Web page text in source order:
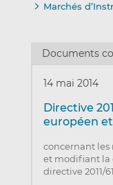
Marchés
Documents
14 mai 2014
Directive
européen et
concernant les
et modifiant la
directive 2011/